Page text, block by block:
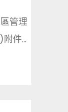
管理
件...